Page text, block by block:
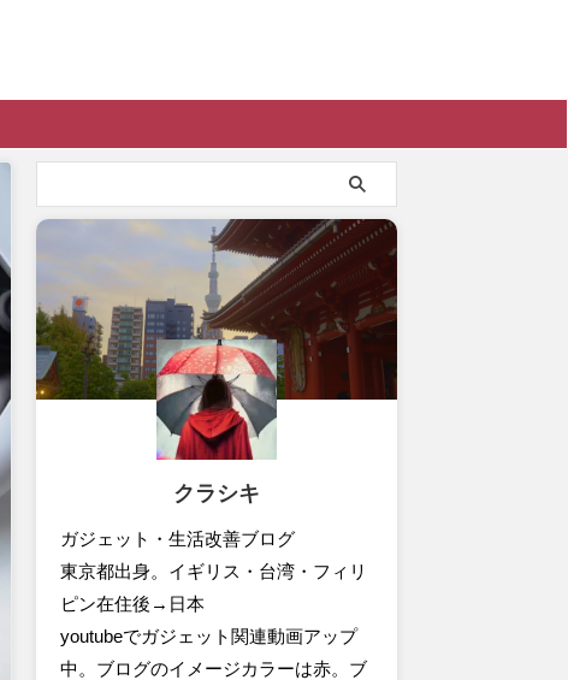
クラシキ
ガジェット・生活改善ブログ
東京都出身。イギリス・台湾・フィリ
ピン在住後→日本
youtubeでガジェット関連動画アップ
中。ブログのイメージカラーは赤。ブ